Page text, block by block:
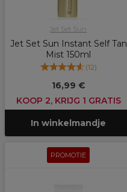
Jet Set Sun
Jet Set Sun Instant Self Tan
Mist 150ml
(12)
16,99 €
KOOP 2, KRIJG 1 GRATIS
In winkelmandje
PROMOTIE